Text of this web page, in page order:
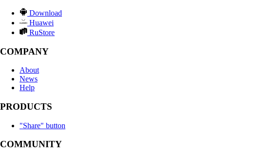
Download
Huawei
RuStore
COMPANY
About
News
Help
PRODUCTS
"Share" button
COMMUNITY